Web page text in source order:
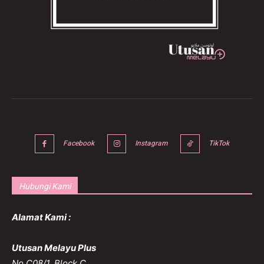
Facebook Instagram TikTok
Hubungi Kami
Alamat Kami :
Utusan Melayu Plus